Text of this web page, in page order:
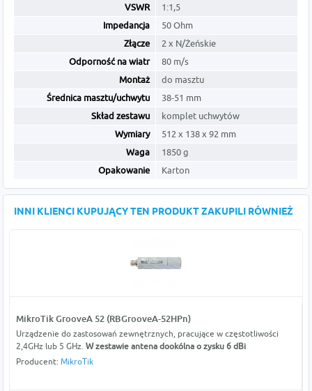
VSWR
1:1,5
Impedancja
50 Ohm
Złącze
2 x N/Żeńskie
Odporność na wiatr
80 m/s
Montaż
do masztu
Średnica masztu/uchwytu
38-51 mm
Skład zestawu
komplet uchwytów
Wymiary
512 x 138 x 92 mm
Waga
1850 g
Opakowanie
Karton
INNI KLIENCI KUPUJĄCY TEN PRODUKT ZAKUPILI RÓWNIEŻ
MikroTik GrooveA 52 (RBGrooveA-52HPn)
Urządzenie do zastosowań zewnętrznych, pracujące w częstotliwości
2,4GHz lub 5 GHz. W zestawie antena dookólna o zysku 6 dBi
Producent: MikroTik